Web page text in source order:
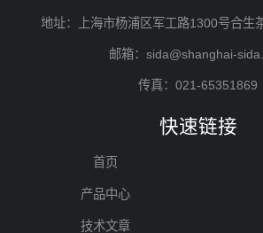
地址：上海市杨浦区军工路1300号合生
邮箱：sida@shanghai-
传真：021-65351869
快速链接
首页
产品中心
技术文章